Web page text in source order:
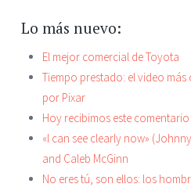
Lo más nuevo:
El mejor comercial de Toyota
Tiempo prestado: el video
por Pixar
Hoy recibimos este
«I can see clearly now»
and Caleb McGinn
No eres tú, son ellos: los